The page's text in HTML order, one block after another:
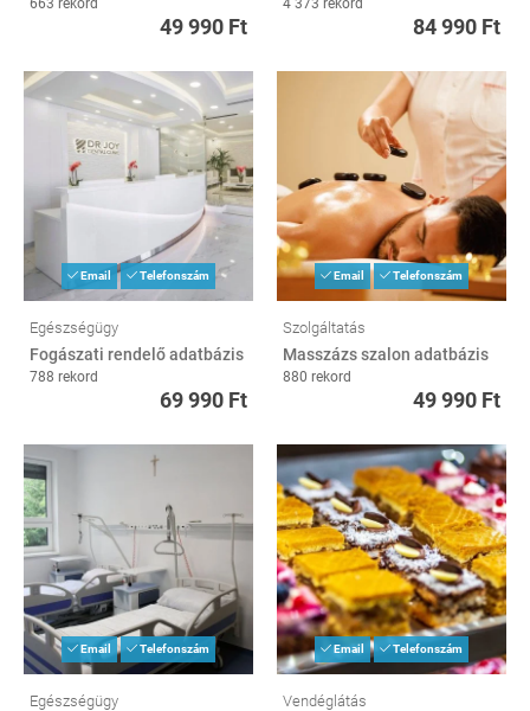
663 rekord
49 990 Ft
4 373 rekord
84 990 Ft
Email Telefonszám
Egészségügy
Fogászati rendelő adatbázis
788 rekord
69 990 Ft
Email Telefonszám
Szolgáltatás
Masszázs szalon adatbázis
880 rekord
49 990 Ft
Email Telefonszám
Egészségügy
Email Telefonszám
Vendéglátás